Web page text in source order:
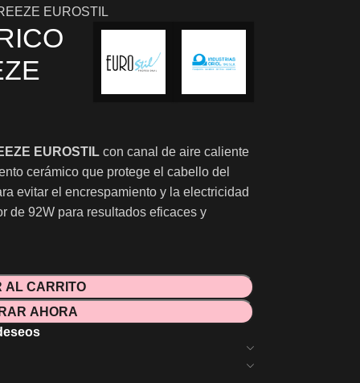
EUROSTIL
EUROSTIL con canal de aire caliente
cerámico que protege el cabello del
evitar el encrespamiento y la electricidad
de 92W para resultados eficaces y
AL CARRITO
AHORA